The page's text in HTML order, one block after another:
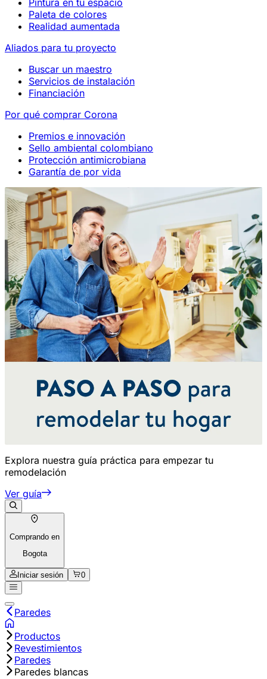
Pintura en tu espacio
Paleta de colores
Realidad aumentada
Aliados para tu proyecto
Buscar un maestro
Servicios de instalación
Financiación
Por qué comprar Corona
Premios e innovación
Sello ambiental colombiano
Protección antimicrobiana
Garantía de por vida
Explora nuestra guía práctica para empezar tu
remodelación
Ver guía
Comprando en
Bogota
Iniciar sesión 0
Paredes
Productos
Revestimientos
Paredes
Paredes blancas